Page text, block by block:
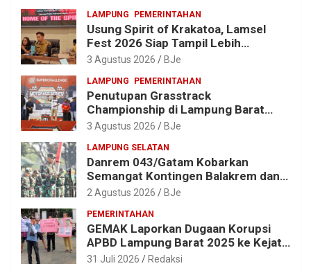
LAMPUNG PEMERINTAHAN
Usung Spirit of Krakatoa, Lamsel
Fest 2026 Siap Tampil Lebih
Spektakuler dengan Empat Event
3 Agustus 2026 BJe
LAMPUNG PEMERINTAHAN
Penutupan Grasstrack
Championship di Lampung Barat
Meriah, Dihadiri Ribuan Penonton; Ini
3 Agustus 2026 BJe
LAMPUNG SELATAN
Danrem 043/Gatam Kobarkan
Semangat Kontingen Balakrem dan
Yonif 143/TWEJ di Pembukaan
XXI/Radin Inten
2 Agustus 2026 BJe
PEMERINTAHAN
GEMAK Laporkan Dugaan Korupsi
APBD Lampung Barat 2025 ke Kejati
Lampung, Soroti Proyek Jalan
31 Juli 2026 Redaksi